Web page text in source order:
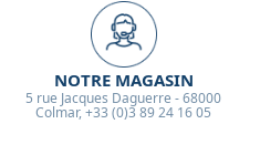
NOTRE MAGASIN
5 rue Jacques Daguerre - 68000
Colmar, +33 (0)3 89 24 16 05